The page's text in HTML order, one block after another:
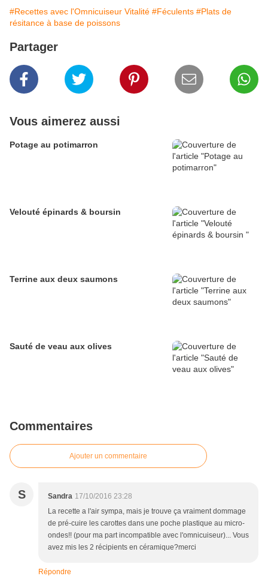
#Recettes avec l'Omnicuiseur Vitalité #Féculents #Plats de
résitance à base de poissons
Partager
Vous aimerez aussi
Potage au potimarron
Velouté épinards & boursin
Terrine aux deux saumons
Sauté de veau aux olives
Commentaires
Ajouter un commentaire
S Sandra 17/10/2016 23:28
La recette a l'air sympa, mais je trouve ça vraiment dommage
de pré-cuire les carottes dans une poche plastique au micro-
ondes!! (pour ma part incompatible avec l'omnicuiseur)... Vous
avez mis les 2 récipients en céramique?merci
Répondre